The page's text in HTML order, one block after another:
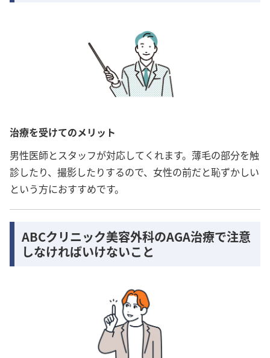
治療を受けてのメリット
男性医師とスタッフが対応してくれます。薄毛の部分を触
診したり、撮影したりするので、女性の前だと恥ずかしい
という方におすすめです。
ABCクリニック美容外科のAGA治療で注意
しなければいけないこと